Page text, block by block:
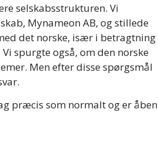
selskabsstrukturen. Vi
Mynameon AB, og stillede
det norske, især i betragtning
spurgte også, om den norske
Men efter disse spørgsmål
præcis som normalt og er åben